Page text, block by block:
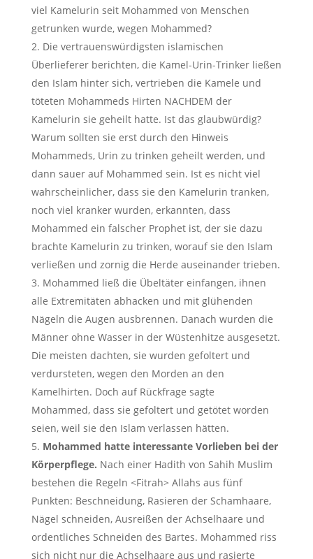
viel Kamelurin seit Mohammed von Menschen
getrunken wurde, wegen Mohammed?
2. Die vertrauenswürdigsten islamischen
Überlieferer berichten, die Kamel-Urin-Trinker ließen
den Islam hinter sich, vertrieben die Kamele und
töteten Mohammeds Hirten NACHDEM der
Kamelurin sie geheilt hatte. Ist das glaubwürdig?
Warum sollten sie erst durch den Hinweis
Mohammeds, Urin zu trinken geheilt werden, und
dann sauer auf Mohammed sein. Ist es nicht viel
wahrscheinlicher, dass sie den Kamelurin tranken,
noch viel kranker wurden, erkannten, dass
Mohammed ein falscher Prophet ist, der sie dazu
brachte Kamelurin zu trinken, worauf sie den Islam
verließen und zornig die Herde auseinander trieben.
3. Mohammed ließ die Übeltäter einfangen, ihnen
alle Extremitäten abhacken und mit glühenden
Nägeln die Augen ausbrennen. Danach wurden die
Männer ohne Wasser in der Wüstenhitze ausgesetzt.
Die meisten dachten, sie wurden gefoltert und
verdursteten, wegen den Morden an den
Kamelhirten. Doch auf Rückfrage sagte
Mohammed, dass sie gefoltert und getötet worden
seien, weil sie den Islam verlassen hätten.
Mohammed hatte interessante Vorlieben bei der
Körperpflege. Nach einer Hadith von Sahih Muslim
bestehen die Regeln <Fitrah> Allahs aus fünf
Punkten: Beschneidung, Rasieren der Schamhaare,
Nägel schneiden, Ausreißen der Achselhaare und
ordentliches Schneiden des Bartes. Mohammed riss
sich nicht nur die Achselhaare aus und rasierte